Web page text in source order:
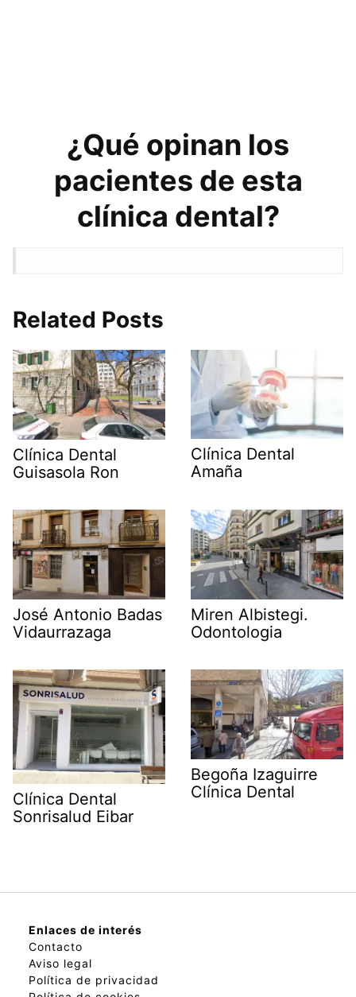
¿Qué opinan los
pacientes de esta
clínica dental?
Related Posts
Clínica Dental
Guisasola Ron
Clínica Dental
Amaña
José Antonio Badas
Vidaurrazaga
Miren Albistegi.
Odontologia
Clínica Dental
Sonrisalud Eibar
Begoña Izaguirre
Clínica Dental
Enlaces de interés
Contacto
Aviso legal
Política de privacidad